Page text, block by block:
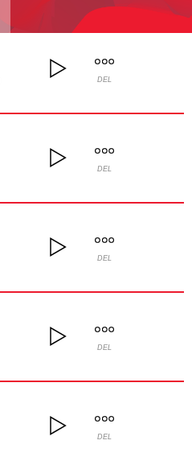
DEL
DEL
DEL
DEL
DEL